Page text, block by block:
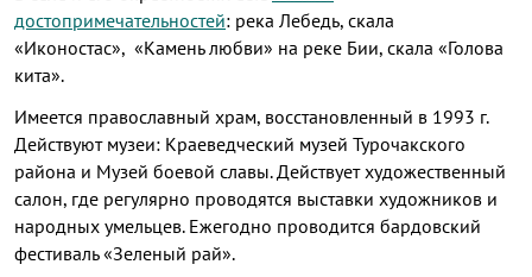
достопримечательностей: река Лебедь, скала
«Иконостас», «Камень любви» на реке Бии, скала «Голова
кита».
Имеется православный храм, восстановленный в 1993 г.
Действуют музеи: Краеведческий музей Турочакского
района и Музей боевой славы. Действует художественный
салон, где регулярно проводятся выставки художников и
народных умельцев. Ежегодно проводится бардовский
фестиваль «Зеленый рай».